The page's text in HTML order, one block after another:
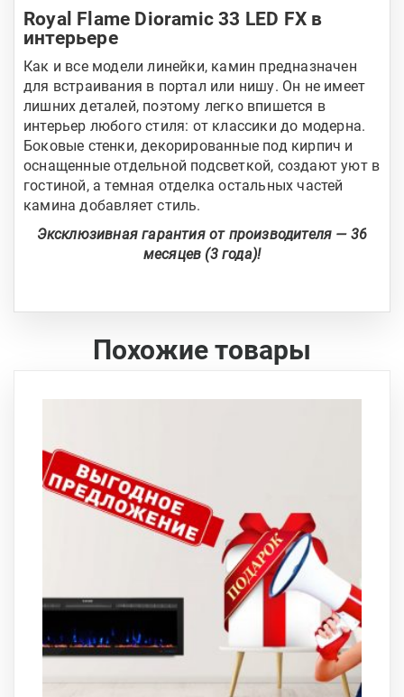
Royal Flame Dioramic 33 LED FX в
интерьере
Как и все модели линейки, камин предназначен
для встраивания в портал или нишу. Он не имеет
лишних деталей, поэтому легко впишется в
интерьер любого стиля: от классики до модерна.
Боковые стенки, декорированные под кирпич и
оснащенные отдельной подсветкой, создают уют в
гостиной, а темная отделка остальных частей
камина добавляет стиль.
Эксклюзивная гарантия от производителя — 36
месяцев (3 года)!
Похожие товары